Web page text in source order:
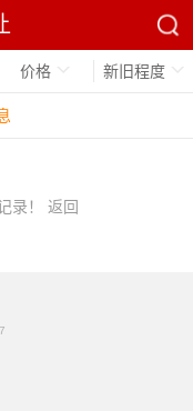
价格 新旧程度
录！ 返回